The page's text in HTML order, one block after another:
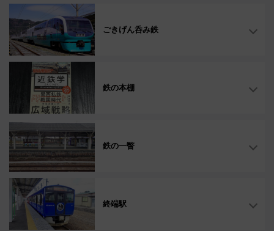
ごきげん呑み鉄
鉄の本棚
鉄の一瞥
終端駅